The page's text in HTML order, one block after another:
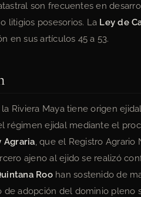
son frecuentes en
litigios posesorios. La Ley de
en sus artículos 45 a 53.
Riviera Maya tiene origen
régimen ejidal mediante el
Agraria, que el Registro Agrario
ajeno al ejido se realizó
Roohan sostenido de
de adopción del dominio pleno